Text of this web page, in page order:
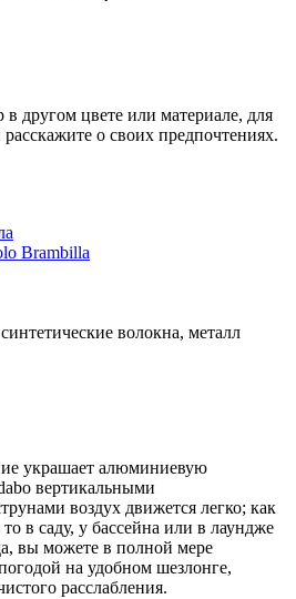
в другом цвете или материале, для
о своих предпочтениях.
Brambilla
волокна, металл
украшает алюминиевую
вертикальными
воздух движется легко; как
в саду, у бассейна или в лаундже
вы можете в полной мере
на удобном шезлонге,
расслабления.